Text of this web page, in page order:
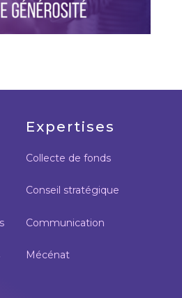
Expertises
Collecte de fonds
Conseil stratégique
Communication
Mécénat